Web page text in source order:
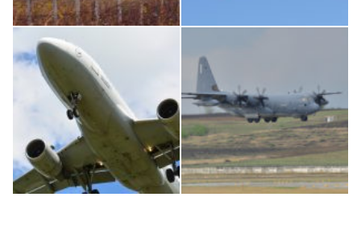
An12, UR-CGV
IL76, RA-78844 Boeing 737 MAX 8, TC-LCC